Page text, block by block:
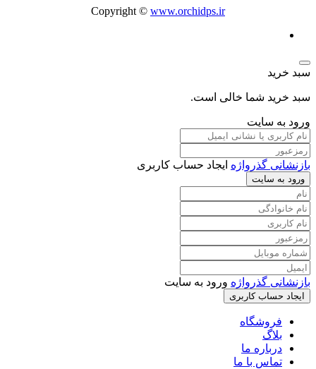
Copyright © www.orchidps.ir
سبد خرید
سبد خرید شما خالی است.
ورود به سایت
بازنشانی گذرواژه ایجاد حساب کاربری
ورود به سایت
بازنشانی گذرواژه ورود به سایت
ایجاد حساب کاربری
فروشگاه
بلاگ
درباره ما
تماس با ما